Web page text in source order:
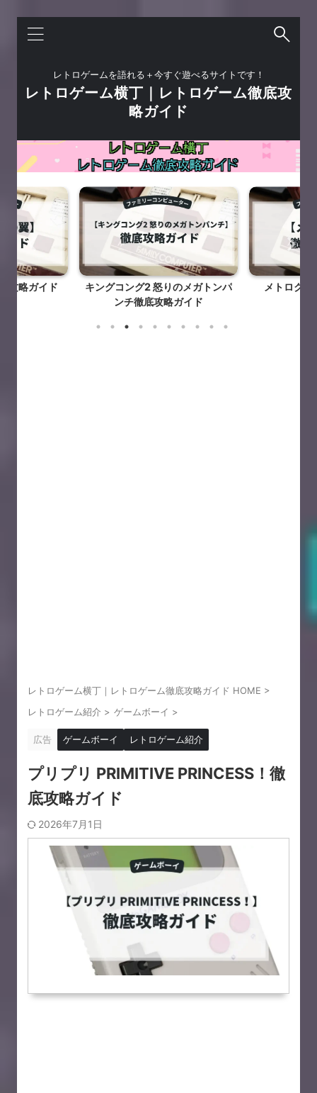
レトロゲームを語れる＋今すぐ遊べるサイトです！
レトロゲーム横丁｜レトロゲーム徹底攻
略ガイド
攻略ガイド
キングコング2 怒りのメガトンパ
ンチ徹底攻略ガイド
メトロク
レトロゲーム横丁｜レトロゲーム徹底攻略ガイド HOME >
レトロゲーム紹介 > ゲームボーイ >
広告 ゲームボーイ レトロゲーム紹介
プリプリ PRIMITIVE PRINCESS！徹
底攻略ガイド
2026年7月1日